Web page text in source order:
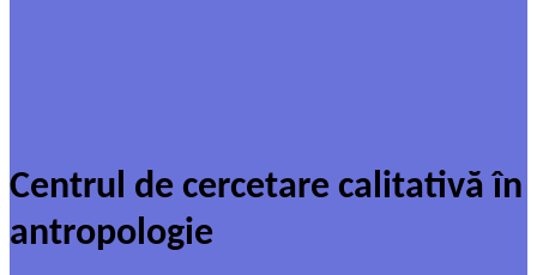
Centrul de cercetare calitativă în
antropologie